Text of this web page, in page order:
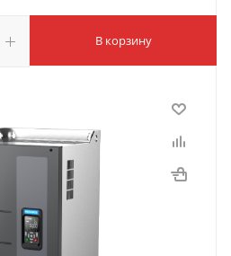
В корзину